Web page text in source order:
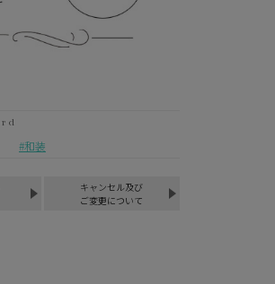
和装
キャンセル及び
ご変更について